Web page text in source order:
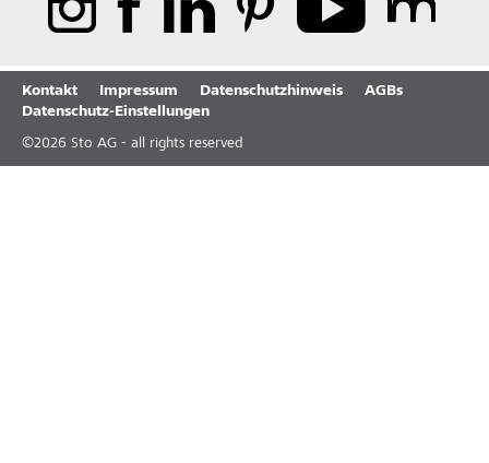
Kontakt Impressum Datenschutzhinweis
AGBs
Datenschutz-Einstellungen
©2026 Sto AG - all rights reserved